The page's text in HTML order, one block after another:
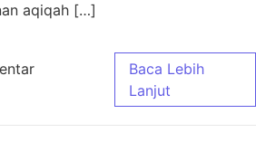
aqiqah […]
Bandung untuk Wilayah
Baca Lebih
Lanjut